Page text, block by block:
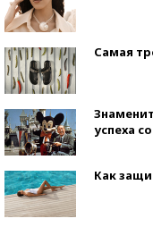
Самая
успеха
Как